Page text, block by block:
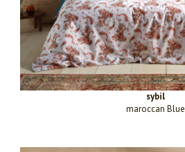
sybil
maroccan Blue